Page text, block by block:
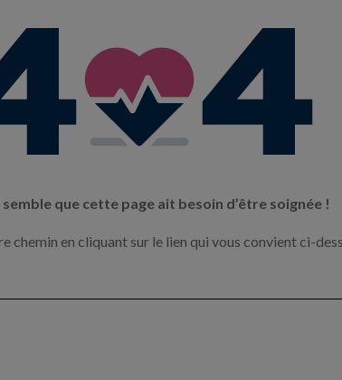
semble que cette page ait besoin d’être soignée !
chemin en cliquant sur le lien qui vous convient ci-